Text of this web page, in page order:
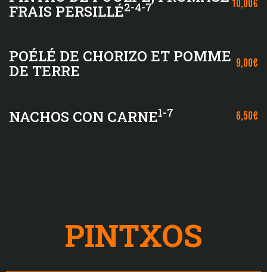
FRAIS PERSILLÉ2-4-7 10,00€
POÉLÉ DE CHORIZO ET POMME
DE TERRE 9,00€
NACHOS CON CARNE1-7 6,50€
PINTXOS